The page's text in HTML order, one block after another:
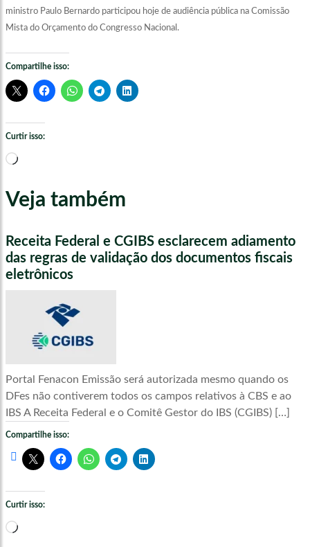
ministro Paulo Bernardo participou hoje de audiência pública na Comissão
Mista do Orçamento do Congresso Nacional.
Compartilhe isso:
Curtir isso:
Carregando...
Veja também
Receita Federal e CGIBS esclarecem adiamento
das regras de validação dos documentos fiscais
eletrônicos
Portal Fenacon Emissão será autorizada mesmo quando os
DFes não contiverem todos os campos relativos à CBS e ao
IBS A Receita Federal e o Comitê Gestor do IBS (CGIBS) […]
Compartilhe isso:
Curtir isso:
Carregando...